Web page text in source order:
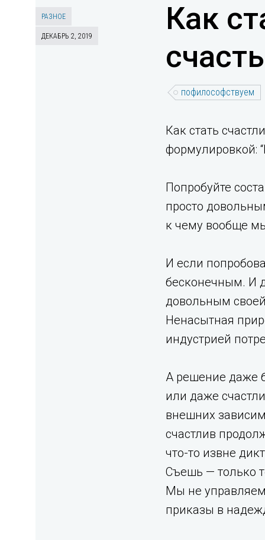
РАЗНОЕ
ДЕКАБРЬ 2, 2019
Как
пофилософствуем
Как стать
формулировкой:
Попробуйте
просто
к чему вообще
И если
бесконечным. И
довольным
Ненасытная
индустрией
А решение даже
или даже
внешних
счастлив
что-то извне
Съешь — только
Мы не
приказы в